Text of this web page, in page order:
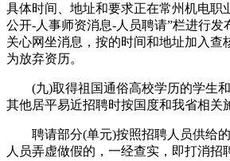
具体时间、地址和要求正在常州机电职
公开-人事师资消息-人员聘请”栏进行发
关心网坐消息，按的时间和地址加入查
为放弃资历。
(九)取得祖国通俗高校学历的学生和
其他居平易近招聘时按国度和我省相关
聘请部分(单元)按照招聘人员供给的
人员弄虚做假的，一经查实，即打消招